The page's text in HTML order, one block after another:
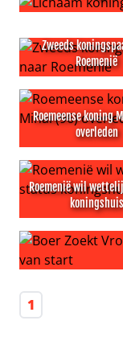
Zweeds
Roemenië
Zweeds
Roemeense koning
overleden
Roemeense
Roemenië wil
koningshuis
Roemenië wil
1